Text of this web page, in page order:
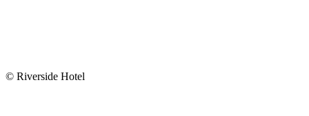
© Riverside Hotel